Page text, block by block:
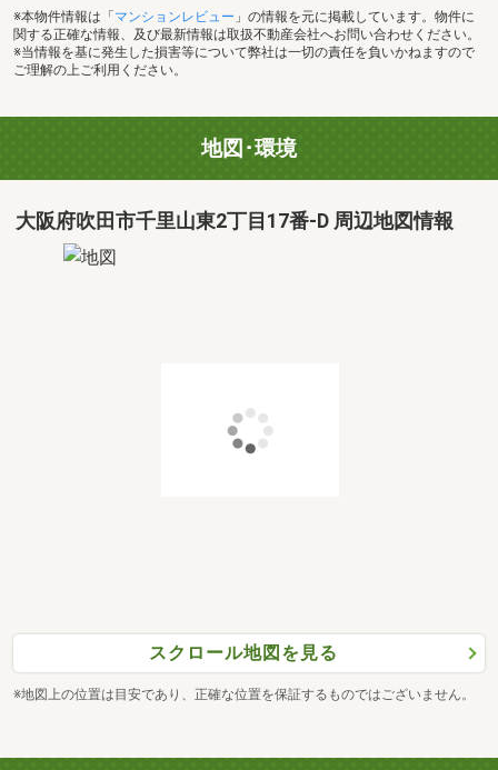
※本物件情報は「 マンションレビュー 」の情報を元に掲載しています。物件に
関する正確な情報、及び最新情報は取扱不動産会社へお問い合わせください。
※当情報を基に発生した損害等について弊社は一切の責任を負いかねますので
ご理解の上ご利用ください。
地図･環境
大阪府吹田市千里山東2丁目17番-D 周辺地図情報
スクロール地図を見る
※地図上の位置は目安であり、正確な位置を保証するものではございません。